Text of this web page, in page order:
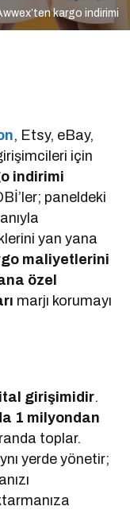
kargo indirimi
, Etsy, eBay,
için
indirimi
paneldeki
yan yana
maliyetlerini
özel
marjı korumayı
girişimidir.
1 milyondan
toplar.
yerde yönetir;